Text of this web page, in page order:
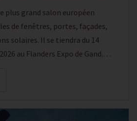
plus grand salon européen
de fenêtres, portes, façades,
solaires. Il se tiendra du 14
au Flanders Expo de Gand.